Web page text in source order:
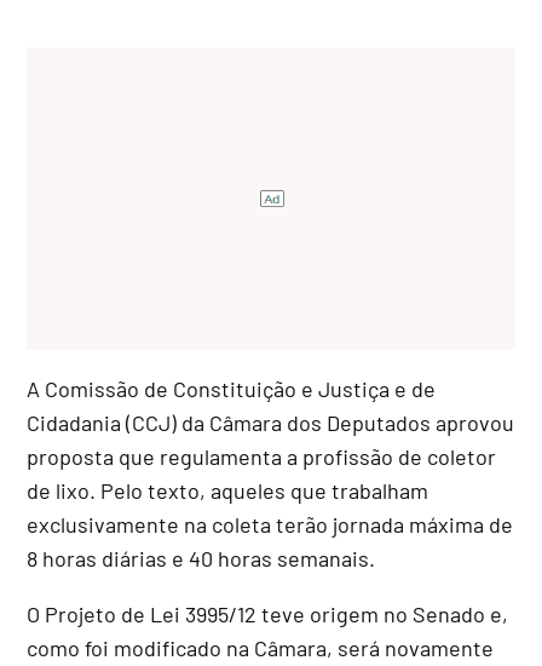
A Comissão de Constituição e Justiça e de
Cidadania (CCJ) da Câmara dos Deputados aprovou
proposta que regulamenta a profissão de coletor
de lixo. Pelo texto, aqueles que trabalham
exclusivamente na coleta terão jornada máxima de
8 horas diárias e 40 horas semanais.
O Projeto de Lei 3995/12 teve origem no Senado e,
como foi modificado na Câmara, será novamente